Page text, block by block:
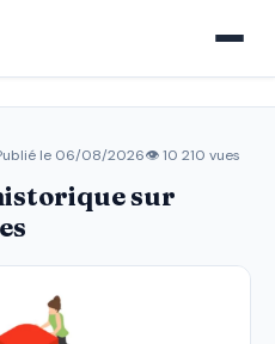
le 06/08/2026👁 10 210 vues
sur